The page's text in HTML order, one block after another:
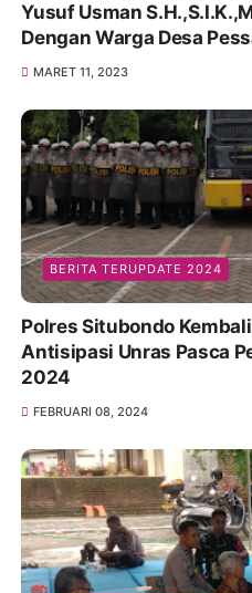
Yusuf Usman
Dengan Warga Desa
MARET 11, 2023
BERITA TERUPDATE 2024
Polres Situbondo
Antisipasi Unras Pasca
2024
FEBRUARI 08, 2024